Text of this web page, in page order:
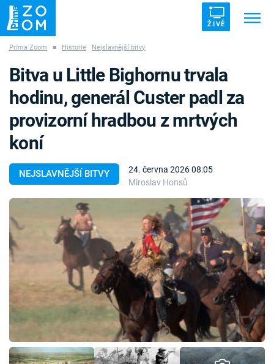
ŽIVĚ
ZÁHADY VETŘELCI DÁVNOVĚKU
Témata
Témata
Pořady
TV Program
Časopis
Sledujte prima+
Přihlášení
Prima Zoom ■ Historie Nejslavnější bitvy
NEJSLAVNĚJŠÍ BITVY
24. června 2026 08:05
Miroslav Honsů
Bitva u Little Bighornu trvala
hodinu, generál Custer padl za
provizorní hradbou z mrtvých
koní